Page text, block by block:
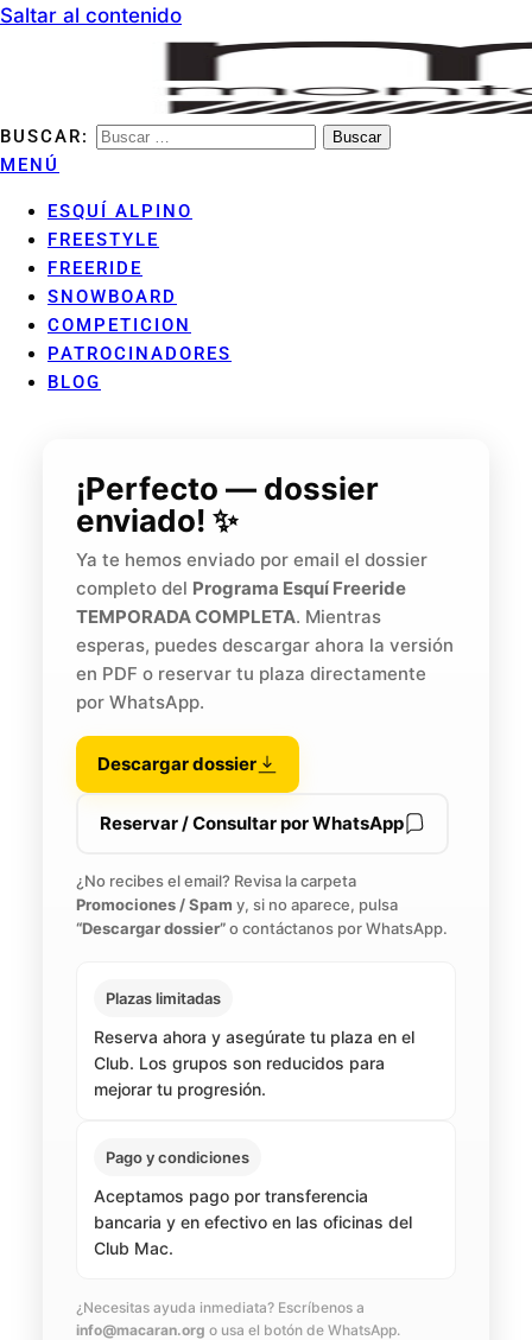
Saltar al contenido
MONTANHA ARAN CLUB
BUSCAR:
MENÚ
ESQUÍ ALPINO
FREESTYLE
FREERIDE
SNOWBOARD
COMPETICION
PATROCINADORES
BLOG
¡Perfecto — dossier
enviado! ✨
Ya te hemos enviado por email el dossier
completo del Programa Esquí Freeride
TEMPORADA COMPLETA. Mientras
esperas, puedes descargar ahora la versión
en PDF o reservar tu plaza directamente
por WhatsApp.
Descargar dossier
Reservar / Consultar por WhatsApp
¿No recibes el email? Revisa la carpeta
Promociones / Spam y, si no aparece, pulsa
“Descargar dossier”o contáctanos por WhatsApp.
Plazas limitadas
Reserva ahora y asegúrate tu plaza en el
Club. Los grupos son reducidos para
mejorar tu progresión.
Pago y condiciones
Aceptamos pago por transferencia
bancaria y en efectivo en las oficinas del
Club Mac.
¿Necesitas ayuda inmediata? Escríbenos a
info@macaran.org o usa el botón de WhatsApp.